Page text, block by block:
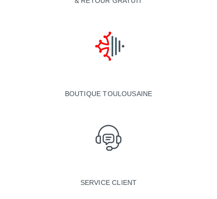
BOUTIQUE TOULOUSAINE
SERVICE CLIENT